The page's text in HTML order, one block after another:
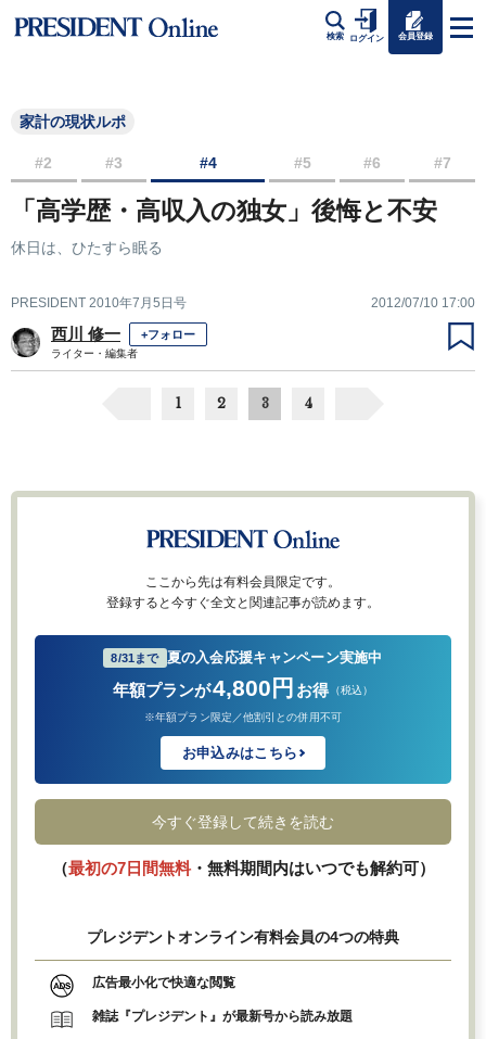
検索 ログイン 会員登録
家計の現状ルポ
#2 #3 #4 #5 #6 #7
「高学歴・高収入の独女」後悔と不安
休日は、ひたすら眠る
PRESIDENT 2010年7月5日号 2012/07/10 17:00
西川 修一 +フォロー
ライター・編集者
1 2 3 4
ここから先は有料会員限定です。
登録すると今すぐ全文と関連記事が読めます。
8/31まで 夏の入会応援キャンペーン実施中
年額プランが4,800円 お得 （税込）
※年額プラン限定／他割引との併用不可
お申込みはこちら
今すぐ登録して続きを読む
（最初の7日間無料・無料期間内はいつでも解約可）
プレジデントオンライン有料会員の4つの特典
広告最小化で快適な閲覧
雑誌『プレジデント』が最新号から読み放題